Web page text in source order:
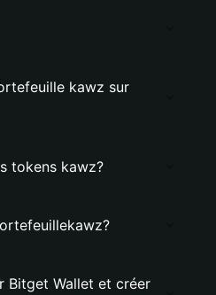
kawz sur
tokens kawz?
Bitget Wallet et créer